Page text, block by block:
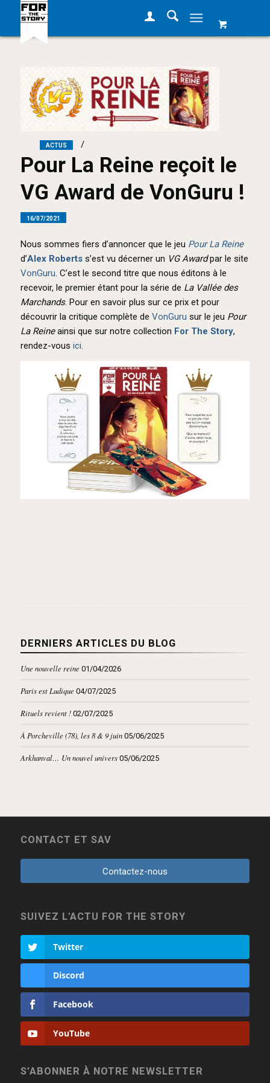
Actus /
Pour La Reine reçoit le
VG Award de VonGuru !
16/07/2021
Nous sommes fiers d’annoncer que le jeu Pour La Reine
d’Alex Robertss’est vu décerner un VG Awardpar le site
VonGuru. C’est le second titre que nous éditons à le
recevoir, le premier étant pour la série de La Vallée des
Marchands. Pour en savoir plus sur ce prix et pour
découvrir la critique complète de VonGuru sur le jeu Pour
La Reineainsi que sur notre collection For The Story,
rendez-vous ici.
DERNIERS ARTICLES DU BLOG
Une nouvelle reine 01/04/2026
Paris est Ludique 04/07/2025
Rituels revient ! 02/07/2025
À Porcheville (78), les 8 & 9 juin 05/06/2025
Arkhanval… Un nouvel univers 05/06/2025
CONTACT ET SAV
Contactez-nous
SUIVEZ L'ACTU FOR THE STORY
Twitter
Discord
Facebook
YouTube
S’ABONNER À NOTRE NEWSLETTER